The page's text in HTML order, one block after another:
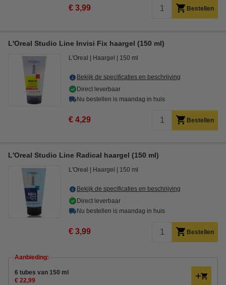
€ 3,99 Bestellen
L'Oreal Studio Line Invisi Fix haargel (150 ml)
L'Oreal Haargel 150 ml
Bekijk de specificaties en beschrijving
Direct leverbaar
Nu bestellen is maandag in huis
€ 4,29 Bestellen
L'Oreal Studio Line Radical haargel (150 ml)
L'Oreal Haargel 150 ml
Bekijk de specificaties en beschrijving
Direct leverbaar
Nu bestellen is maandag in huis
€ 3,99 Bestellen
Aanbieding:
6 tubes van 150 ml
€ 22,99